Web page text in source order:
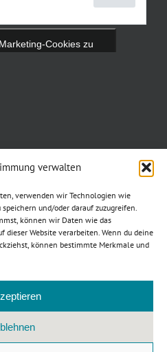
verwalten
verwenden wir Technologien wie
und/oder darauf zuzugreifen.
können wir Daten wie das
dieser Website verarbeiten. Wenn du deine
können bestimmte Merkmale und
Cookies zu